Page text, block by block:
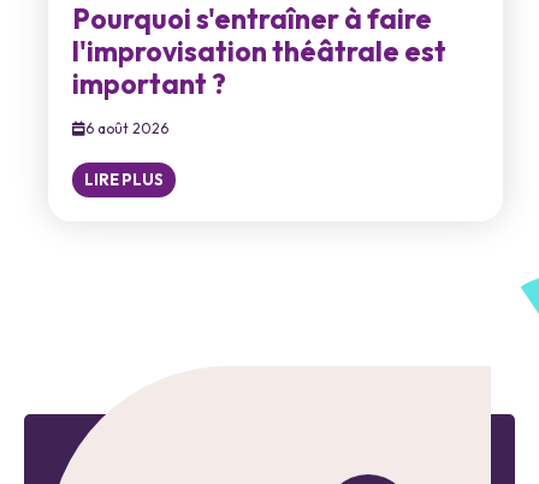
Pourquoi s'entraîner à faire
l'improvisation théâtrale est
important ?
6 août 2026
LIRE PLUS